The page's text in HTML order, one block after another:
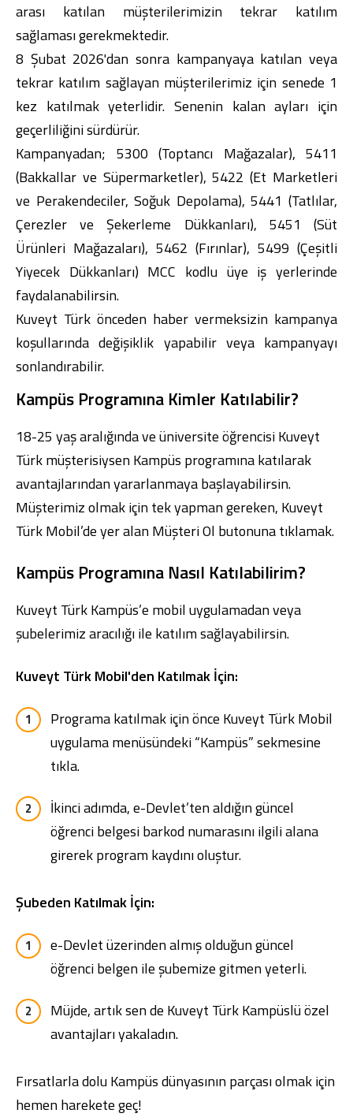
arası katılan müşterilerimizin tekrar katılım
sağlaması gerekmektedir.
8 Şubat 2026'dan sonra kampanyaya katılan veya
tekrar katılım sağlayan müşterilerimiz için senede 1
kez katılmak yeterlidir. Senenin kalan ayları için
geçerliliğini sürdürür.
Kampanyadan; 5300 (Toptancı Mağazalar), 5411
(Bakkallar ve Süpermarketler), 5422 (Et Marketleri
ve Perakendeciler, Soğuk Depolama), 5441 (Tatlılar,
Çerezler ve Şekerleme Dükkanları), 5451 (Süt
Ürünleri Mağazaları), 5462 (Fırınlar), 5499 (Çeşitli
Yiyecek Dükkanları) MCC kodlu üye iş yerlerinde
faydalanabilirsin.
Kuveyt Türk önceden haber vermeksizin kampanya
koşullarında değişiklik yapabilir veya kampanyayı
sonlandırabilir.
Kampüs Programına Kimler Katılabilir?
18-25 yaş aralığında ve üniversite öğrencisi Kuveyt
Türk müşterisiysen Kampüs programına katılarak
avantajlarından yararlanmaya başlayabilirsin.
Müşterimiz olmak için tek yapman gereken, Kuveyt
Türk Mobil’de yer alan Müşteri Ol butonuna tıklamak.
Kampüs Programına Nasıl Katılabilirim?
Kuveyt Türk Kampüs’e mobil uygulamadan veya
şubelerimiz aracılığı ile katılım sağlayabilirsin.
Kuveyt Türk Mobil'den Katılmak İçin:
Programa katılmak için önce Kuveyt Türk Mobil
uygulama menüsündeki “Kampüs” sekmesine
tıkla.
İkinci adımda, e-Devlet’ten aldığın güncel
öğrenci belgesi barkod numarasını ilgili alana
girerek program kaydını oluştur.
Şubeden Katılmak İçin:
e-Devlet üzerinden almış olduğun güncel
öğrenci belgen ile şubemize gitmen yeterli.
Müjde, artık sen de Kuveyt Türk Kampüslü özel
avantajları yakaladın.
Fırsatlarla dolu Kampüs dünyasının parçası olmak için
hemen harekete geç!